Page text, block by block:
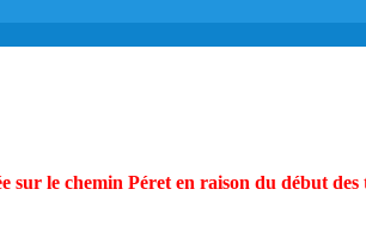
sur le chemin Péret en raison du début